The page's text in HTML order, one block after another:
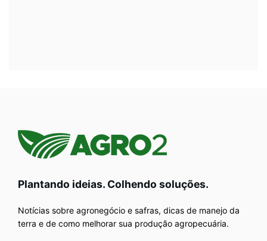
Plantando ideias. Colhendo soluções.
Notícias sobre agronegócio e safras, dicas de manejo da
terra e de como melhorar sua produção agropecuária.